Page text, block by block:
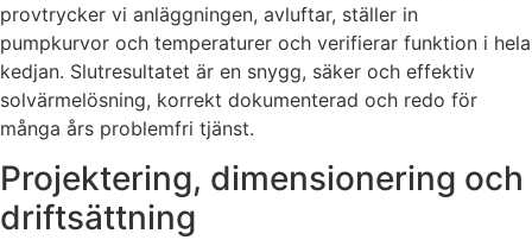
provtrycker vi anläggningen, avluftar, ställer in
pumpkurvor och temperaturer och verifierar funktion i hela
kedjan. Slutresultatet är en snygg, säker och effektiv
solvärmelösning, korrekt dokumenterad och redo för
många års problemfri tjänst.
Projektering, dimensionering och
driftsättning